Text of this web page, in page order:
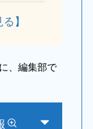
】
、編集部で